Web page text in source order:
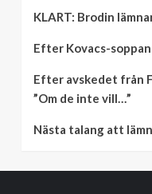
KLART: Brodin
Efter Kovacs-
Efter avskedet från
”Om de inte vill…”
Nästa talang att